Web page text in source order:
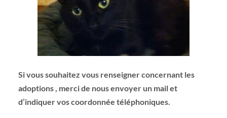
Si vous souhaitez vous renseigner concernant les
adoptions , merci de nous envoyer un mail et
d’indiquer vos coordonnée téléphoniques.